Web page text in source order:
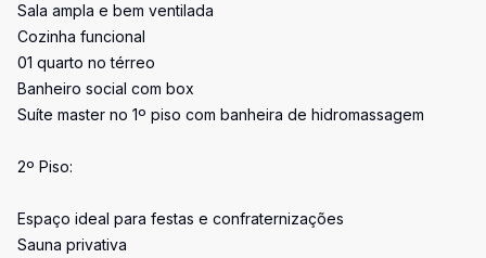
Sala ampla e bem ventilada
Cozinha funcional
01 quarto no térreo
Banheiro social com box
Suíte master no 1º piso com banheira de hidromassagem
2º Piso:
Espaço ideal para festas e confraternizações
Sauna privativa